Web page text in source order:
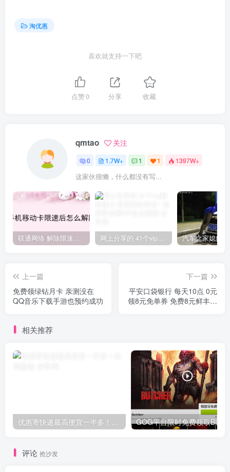
淘优惠
喜欢就支持一下吧
点赞0 分享 收藏
qmtao 关注
0 1.7W+ 1 1 1397W+
这家伙很懒，什么都没有写...
上一篇
免费领绿钻月卡 亲测没在
QQ音乐下载手游也预约成功
下一篇
平安口袋银行 每天10点 0元
领8元免单券 免费8元鲜丰水
相关推荐
评论 抢沙发